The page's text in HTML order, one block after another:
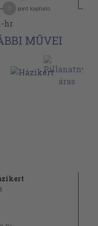
pont kapható
MŰVEI